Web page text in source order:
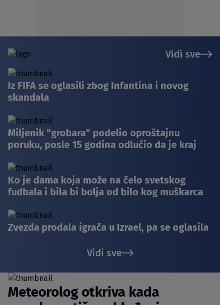
Vidi sve
Iz FIFA se oglasili zbog Infantina i novog
skandala
Miljenik "grobara" podelio oproštajnu
poruku, posle 15 godina odlučio da je kraj
Ko je dama koja može na čelo svetskog
fudbala i bila bi bolja od bilo kog muškarca
Zvezda prodala igrača u Izrael, pa se oglasila
Vidi sve
Meteorolog otkriva kada